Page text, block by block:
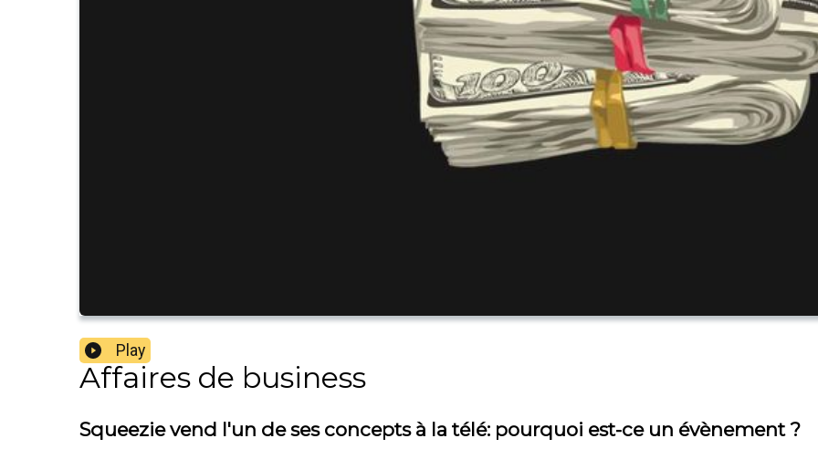
Play
Affaires de business
Squeezie vend l'un de ses concepts à la télé: pourquoi est-ce un évènement ?